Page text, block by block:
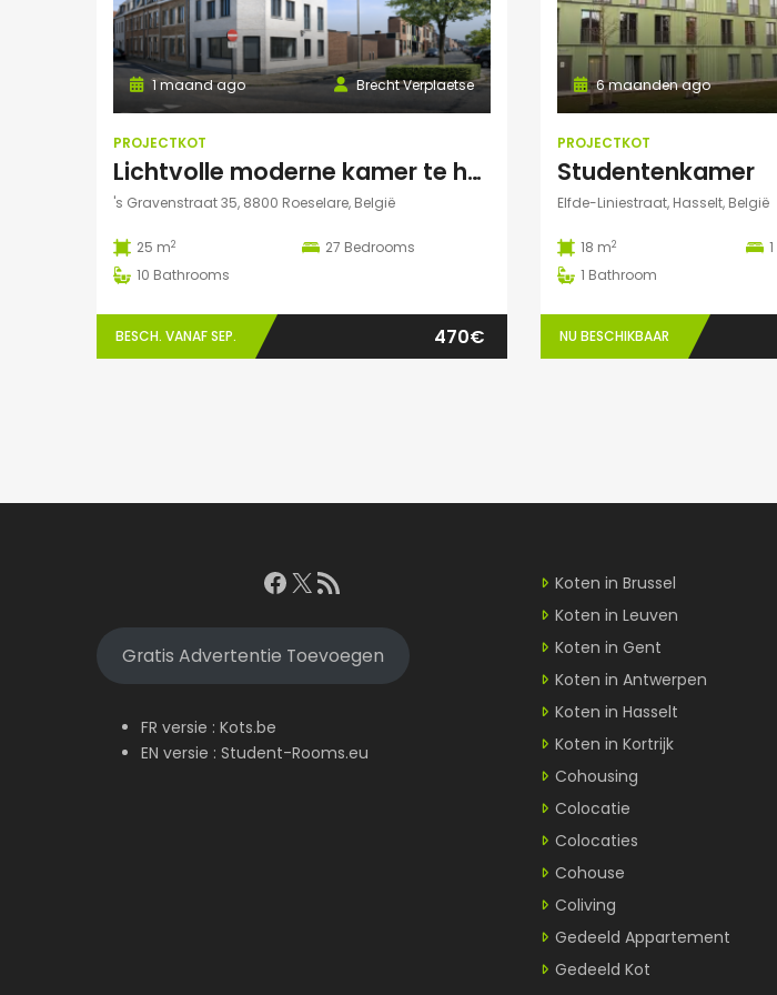
Brecht Verplaetse
1 maand ago
PROJECTKOT
Lichtvolle moderne kamer te huur
's Gravenstraat 35, 8800 Roeselare, België
25 m2 27 Bedrooms
10 Bathrooms
BESCH. VANAF SEP. 470€
6 maanden ago
PROJECTKOT
Studentenkamer
Elfde-Liniestraat, Hasselt, België
18 m2 1
1 Bathroom
NU BESCHIKBAAR
Facebook
X RSS feed
Gratis Advertentie Toevoegen
FR versie : Kots.be
EN versie : Student-Rooms.eu
Koten in Brussel
Koten in Leuven
Koten in Gent
Koten in Antwerpen
Koten in Hasselt
Koten in Kortrijk
Cohousing
Colocatie
Colocaties
Cohouse
Coliving
Gedeeld Appartement
Gedeeld Kot